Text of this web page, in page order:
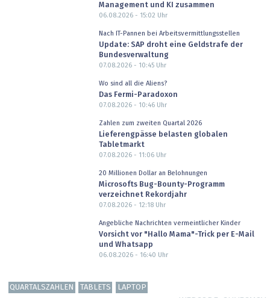
Management und KI zusammen
06.08.2026 - 15:02 Uhr
Nach IT-Pannen bei Arbeitsvermittlungsstellen
Update: SAP droht eine Geldstrafe der
Bundesverwaltung
07.08.2026 - 10:45Uhr
Wo sind all die Aliens?
Das Fermi-Paradoxon
07.08.2026 - 10:46Uhr
Zahlen zum zweiten Quartal 2026
Lieferengpässe belasten globalen
Tabletmarkt
07.08.2026 - 11:06Uhr
20 Millionen Dollar an Belohnungen
Microsofts Bug-Bounty-Programm
verzeichnet Rekordjahr
07.08.2026 - 12:18Uhr
Angebliche Nachrichten vermeintlicher Kinder
Vorsicht vor "Hallo Mama"-Trick per E-Mail
und Whatsapp
06.08.2026 - 16:40 Uhr
QUARTALSZAHLEN TABLETS LAPTOP